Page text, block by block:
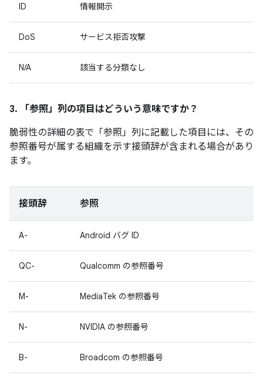
ID 情報開示
DoS サービス拒否攻撃
N/A 該当する分類なし
3. 「参照」 列の項目はどういう意味ですか？
脆弱性の詳細の表で「参照」列に記載した項目には、その
参照番号が属する組織を示す接頭辞が含まれる場合があり
ます。
接頭辞 参照
A- Android バグ ID
QC- Qualcomm の参照番号
M- MediaTek の参照番号
N- NVIDIA の参照番号
B- Broadcom の参照番号